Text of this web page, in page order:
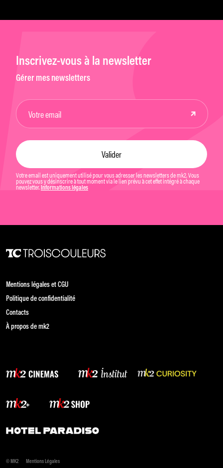
Inscrivez-vous à la newsletter
Gérer mes newsletters
Votre email est uniquement utilisé pour vous adresser les newsletters de mk2. Vous
pouvez vous y désinscrire à tout moment via le lien prévu à cet effet intégré à chaque
newsletter. Informations légales
Mentions légales et CGU
Politique de confidentialité
Contacts
À propos de mk2
© MK2 Mentions Légales